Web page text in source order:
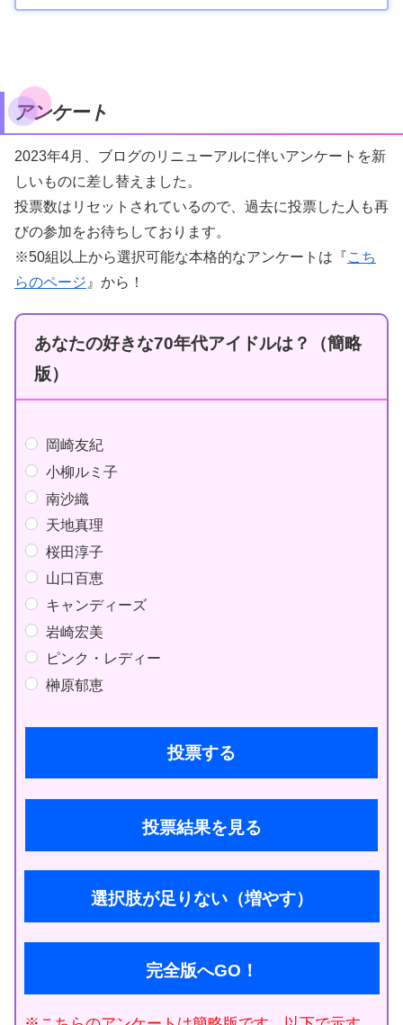
アンケート
2023年4月、ブログのリニューアルに伴いアンケートを新
しいものに差し替えました。
投票数はリセットされているので、過去に投票した人も再
びの参加をお待ちしております。
※50組以上から選択可能な本格的なアンケートは『こち
らのページ 』から！
あなたの好きな70年代アイドルは？（簡略
版）
岡崎友紀
小柳ルミ子
南沙織
天地真理
桜田淳子
山口百恵
キャンディーズ
岩崎宏美
ピンク・レディー
榊原郁恵
投票結果を見る
選択肢が足りない（増やす）
完全版へGO！